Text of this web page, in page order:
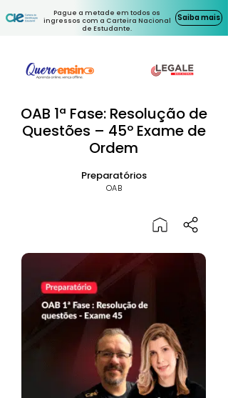
Pague a metade em todos os
ingressos com a Carteira Nacional
de Estudante.
Saiba mais
OAB 1ª Fase: Resolução de
Questões – 45º Exame de
Ordem
Preparatórios
OAB